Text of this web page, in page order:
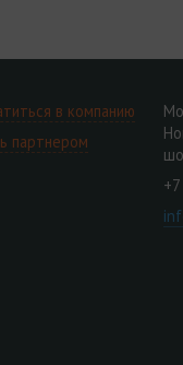
в компанию
партнером